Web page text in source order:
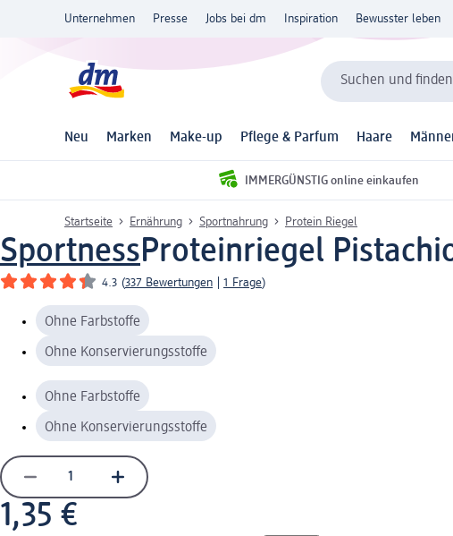
Unternehmen Presse Jobs bei dm Inspiration Bewusster leben
Suchen und finden
Neu Marken Make-up Pflege & Parfum Haare
IMMERGÜNSTIG online einkaufen
Startseite Ernährung Sportnahrung Protein Riegel
SportnessProteinriegel
4.3 (337 Bewertungen 1 Frage)
Ohne Farbstoffe
Ohne Konservierungsstoffe
Ohne Farbstoffe
Ohne Konservierungsstoffe
1,35 €